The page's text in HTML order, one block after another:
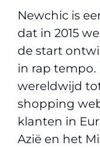
Newchic is
dat in 2015
de start
in rap
wereldwijd
shopping
klanten in
Azië en het